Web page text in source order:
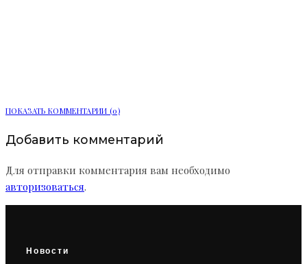
ПОКАЗАТЬ КОММЕНТАРИИ (0)
Добавить комментарий
Для отправки комментария вам необходимо
авторизоваться.
Новости